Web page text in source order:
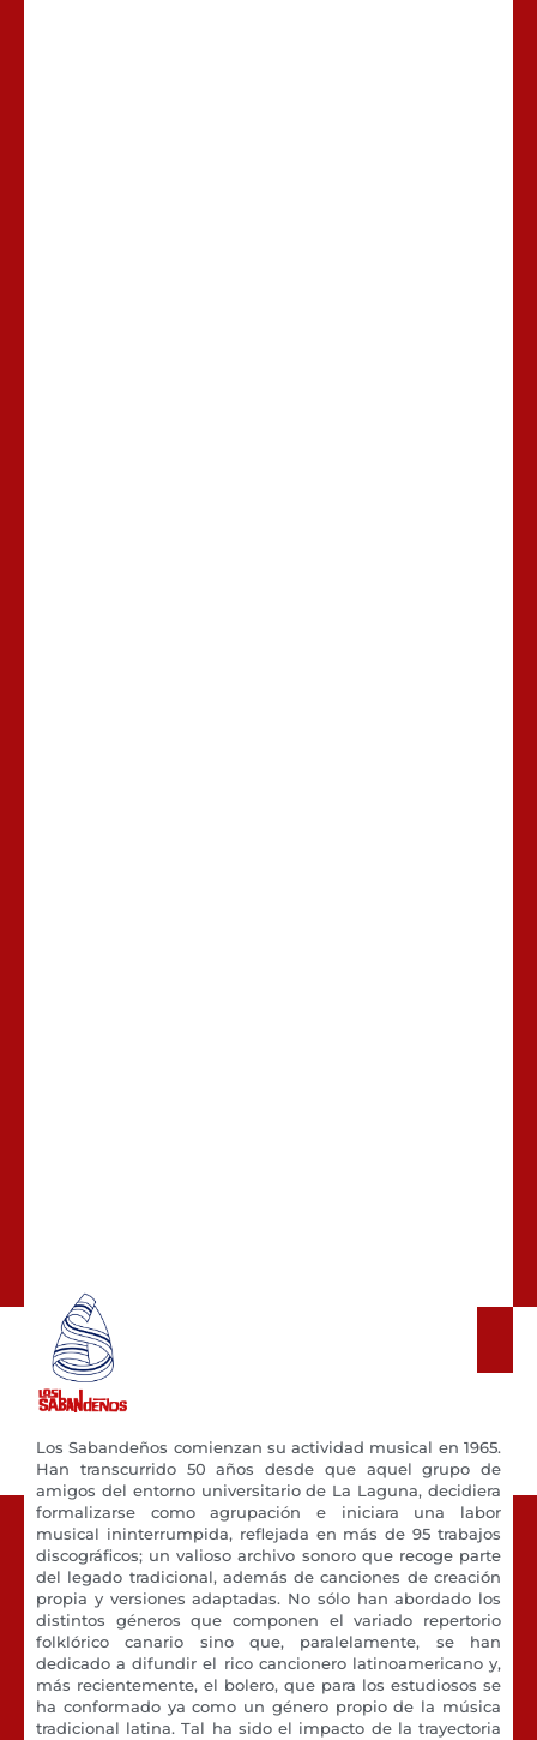
Los Sabandeños comienzan su actividad musical en 1965.
Han transcurrido 50 años desde que aquel grupo de
amigos del entorno universitario de La Laguna, decidiera
formalizarse como agrupación e iniciara una labor
musical ininterrumpida, reflejada en más de 95 trabajos
discográficos; un valioso archivo sonoro que recoge parte
del legado tradicional, además de canciones de creación
propia y versiones adaptadas. No sólo han abordado los
distintos géneros que componen el variado repertorio
folklórico canario sino que, paralelamente, se han
dedicado a difundir el rico cancionero latinoamericano y,
más recientemente, el bolero, que para los estudiosos se
ha conformado ya como un género propio de la música
tradicional latina. Tal ha sido el impacto de la trayectoria